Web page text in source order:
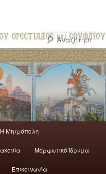
H Mητρόπολη
Μορφωτικό Ίδρυμα
Επικοινωνία